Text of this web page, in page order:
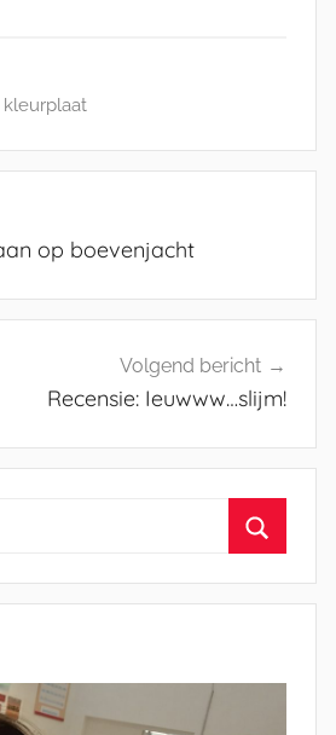
kleurplaat
op boevenjacht
Volgend bericht
Recensie: Ieuwww…slijm!